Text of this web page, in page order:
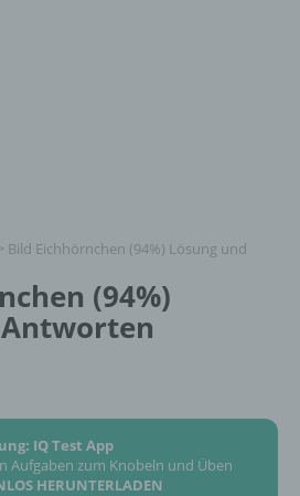
Bild Eichhörnchen (94%) Lösung und
(94%)
IQ Test App
Aufgaben zum Knobeln und Üben
HERUNTERLADEN